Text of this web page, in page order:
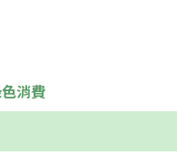
消費